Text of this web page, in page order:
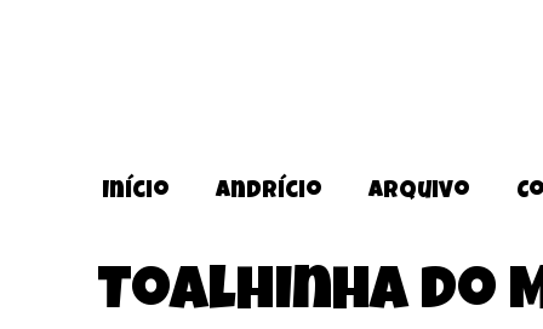
Início Andrício Arquivo
Toalhinha do